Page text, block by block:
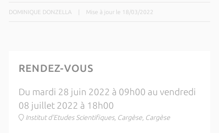
DOMINIQUE DONZELLA Mise à jour le 18/03/2022
RENDEZ-VOUS
Du mardi 28 juin 2022 à 09h00 au vendredi
08 juillet 2022 à 18h00
Institut d'Etudes Scientifiques, Cargèse, Cargèse